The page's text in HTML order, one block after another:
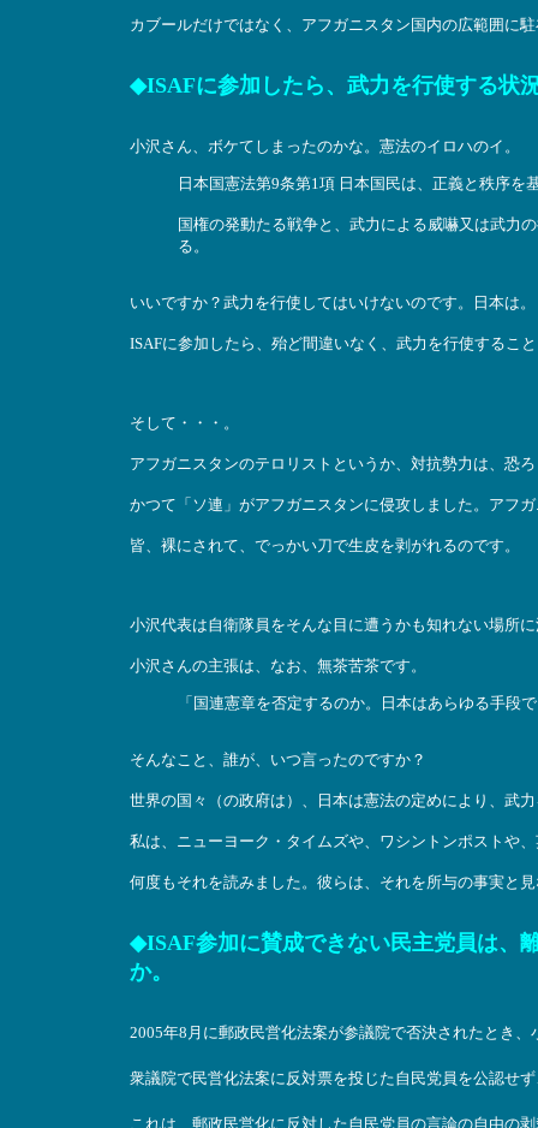
カブールだけではなく、アフガニスタン国内の広範囲に
◆ISAFに参加したら、武力を行使する状
小沢さん、ボケてしまったのかな。憲法のイロハのイ。
日本国憲法第9条第1項 日本国民は、正義と秩序を
国権の発動たる戦争と、武力による威嚇又は武力
る。
いいですか？武力を行使してはいけないのです。日本は。
ISAFに参加したら、殆ど間違いなく、武力を行使するこ
そして・・・。
アフガニスタンのテロリストというか、対抗勢力は、恐
かつて「ソ連」がアフガニスタンに侵攻しました。アフ
皆、裸にされて、でっかい刀で生皮を剥がれるのです。
小沢代表は自衛隊員をそんな目に遭うかも知れない場所
小沢さんの主張は、なお、無茶苦茶です。
「国連憲章を否定するのか。日本はあらゆる手段
そんなこと、誰が、いつ言ったのですか？
世界の国々（の政府は）、日本は憲法の定めにより、武
私は、ニューヨーク・タイムズや、ワシントンポストや
何度もそれを読みました。彼らは、それを所与の事実と
◆ISAF参加に賛成できない民主党員は、
か。
2005年8月に郵政民営化法案が参議院で否決されたとき
衆議院で民営化法案に反対票を投じた自民党員を公認せ
これは、郵政民営化に反対した自民党員の言論の自由の